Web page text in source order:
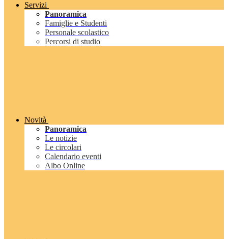
Servizi
Panoramica
Famiglie e Studenti
Personale scolastico
Percorsi di studio
Novità
Panoramica
Le notizie
Le circolari
Calendario eventi
Albo Online